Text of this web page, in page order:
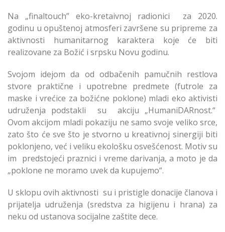
Na „finaltouch” eko-kretaivnoj radionici za 2020.
godinu u opuštenoj atmosferi završene su pripreme za
aktivnosti humanitarnog karaktera koje će biti
realizovane za Božić i srpsku Novu godinu.
Svojom idejom da od odbačenih pamučnih restlova
stvore praktične i upotrebne predmete (futrole za
maske i vrećice za božićne poklone) mladi eko aktivisti
udruženja podstakli su akciju „HumaniDARnost.“
Ovom akcijom mladi pokaziju ne samo svoje veliko srce,
zato što će sve što je stvorno u kreativnoj sinergiji biti
poklonjeno, već i veliku ekološku osvešćenost. Motiv su
im predstojeći praznici i vreme darivanja, a moto je da
„poklone ne moramo uvek da kupujemo“.
U sklopu ovih aktivnosti su i pristigle donacije članova i
prijatelja udruženja (sredstva za higijenu i hrana) za
neku od ustanova socijalne zaštite dece.